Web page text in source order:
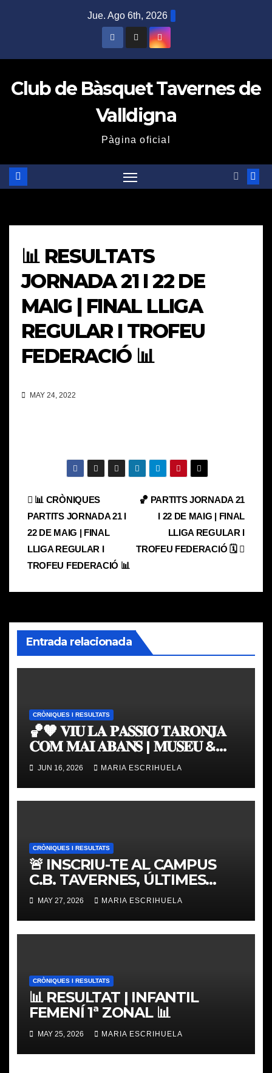
Jue. Ago 6th, 2026
Club de Bàsquet Tavernes de
Valldigna
Pàgina oficial
📊 RESULTATS
JORNADA 21 I 22 DE
MAIG | FINAL LLIGA
REGULAR I TROFEU
FEDERACIÓ 📊
MAY 24, 2022
Navegación
de
entradas
🏀 PARTITS JORNADA 21
I 22 DE MAIG | FINAL
LLIGA REGULAR I
TROFEU FEDERACIÓ 🗓
📊 CRÒNIQUES
PARTITS JORNADA 21 I
22 DE MAIG | FINAL
LLIGA REGULAR I
TROFEU FEDERACIÓ 📊
Entrada relacionada
CRÒNIQUES I RESULTATS
🏀🧡 𝐕𝐈𝐔 𝐋𝐀 𝐏𝐀𝐒𝐒𝐈𝐎́ 𝐓𝐀𝐑𝐎𝐍𝐉𝐀
𝐂𝐎𝐌 𝐌𝐀𝐈 𝐀𝐁𝐀𝐍𝐒 | 𝐌𝐔𝐒𝐄𝐔 &
𝐓𝐎𝐔𝐑 𝐕𝐀𝐋𝐄𝐍𝐂𝐈𝐀 𝐁𝐀𝐒𝐊𝐄𝐓
JUN 16, 2026 MARIA ESCRIHUELA
CRÒNIQUES I RESULTATS
🚨 INSCRIU-TE AL CAMPUS
C.B. TAVERNES, ÚLTIMES
PLACES
MAY 27, 2026 MARIA ESCRIHUELA
CRÒNIQUES I RESULTATS
📊 RESULTAT | INFANTIL
FEMENÍ 1ª ZONAL 📊
MAY 25, 2026 MARIA ESCRIHUELA